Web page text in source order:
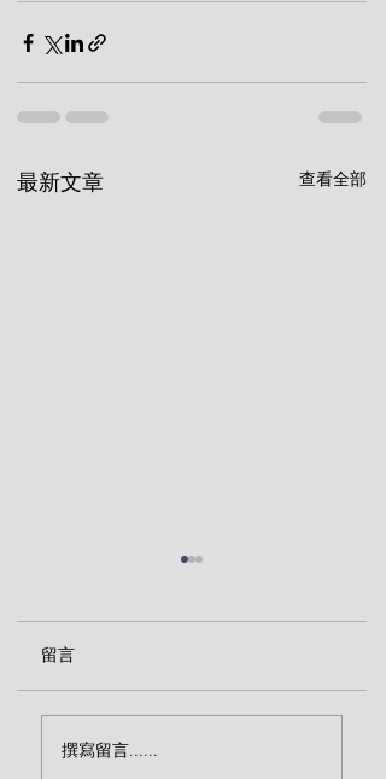
最新文章 查看全部
（巴文克）
留言
撰寫留言......